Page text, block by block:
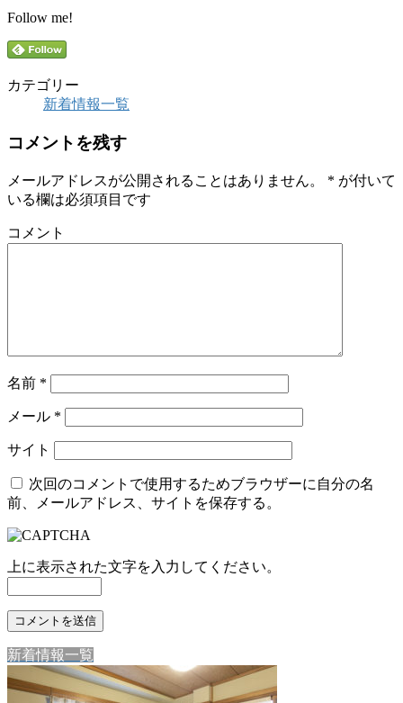
Follow me!
カテゴリー
新着情報一覧
コメントを残す
メールアドレスが公開されることはありません。 * が付いて
いる欄は必須項目です
コメント
名前 *
メール *
サイト
次回のコメントで使用するためブラウザーに自分の名
前、メールアドレス、サイトを保存する。
上に表示された文字を入力してください。
新着情報一覧